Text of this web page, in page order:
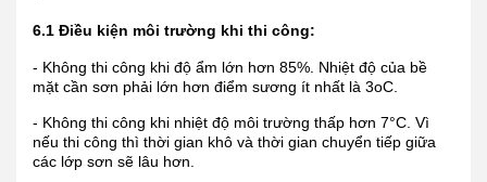
6.1 Điều kiện môi trường khi thi công:
- Không thi công khi độ ẩm lớn hơn 85%. Nhiệt độ của bề
mặt cần sơn phải lớn hơn điểm sương ít nhất là 3oC.
- Không thi công khi nhiệt độ môi trường thấp hơn 7°C. Vì
nếu thi công thì thời gian khô và thời gian chuyển tiếp giữa
các lớp sơn sẽ lâu hơn.